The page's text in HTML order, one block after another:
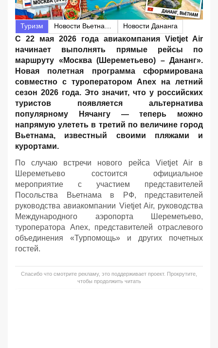
Туризм Новости Дананга
С 22 мая 2026 года авиакомпания Vietjet Air
начинает выполнять прямые рейсы по
маршруту «Москва (Шереметьево) – Дананг».
Новая полетная программа сформирована
совместно с туроператором Anex на летний
сезон 2026 года. Это значит, что у российских
туристов появляется альтернатива
популярному Нячангу — теперь можно
напрямую улететь в третий по величине город
Вьетнама, известный своими пляжами и
курортами.
По случаю встречи нового рейса Vietjet Air в
Шереметьево состоится официальное
мероприятие с участием представителей
Посольства Вьетнама в РФ, представителей
руководства авиакомпании Vietjet Air, руководства
Международного аэропорта Шереметьево,
туроператора Anex, представителей отраслевого
объединения «Турпомощь» и других почетных
гостей.
Спасибо что смотрите рекламу, это поддерживает проект. Прокрутите,
чтобы продолжить читать